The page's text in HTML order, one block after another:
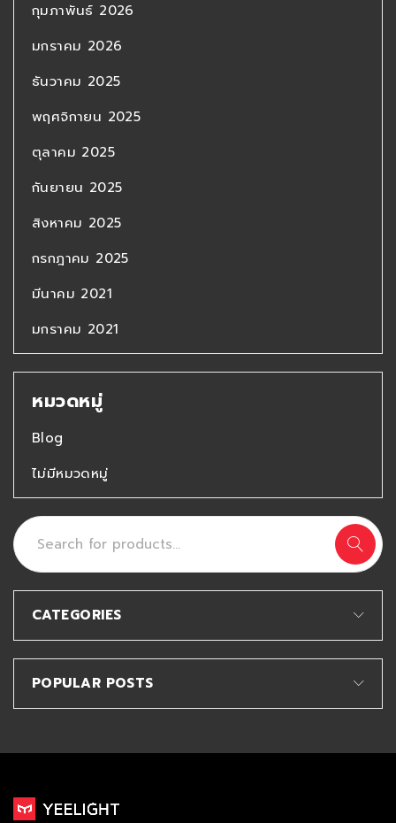
กุมภาพันธ์ 2026
มกราคม 2026
ธันวาคม 2025
พฤศจิกายน 2025
ตุลาคม 2025
กันยายน 2025
สิงหาคม 2025
กรกฎาคม 2025
มีนาคม 2021
มกราคม 2021
หมวดหมู่
Blog
ไม่มีหมวดหมู่
CATEGORIES
POPULAR POSTS